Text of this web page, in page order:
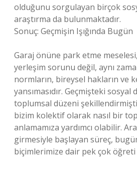
olduğunu sorgulayan birçok
araştırma da bulunmaktadır.
Sonuç: Geçmişin Işığında Bugün
Garaj önüne park etme
yerleşim sorunu değil, aynı
normların, bireysel hakların ve
yansımasıdır. Geçmişteki
toplumsal düzeni
bizim kolektif olarak nasıl bir
anlamamıza yardımcı olabilir.
girmesiyle başlayan süreç,
biçimlerimize dair pek çok öğreti